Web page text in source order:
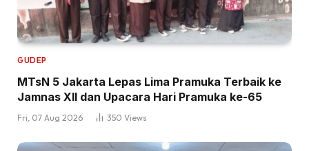
GUDEP
MTsN 5 Jakarta Lepas Lima Pramuka Terbaik ke
Jamnas XII dan Upacara Hari Pramuka ke-65
Fri, 07 Aug 2026 350 Views